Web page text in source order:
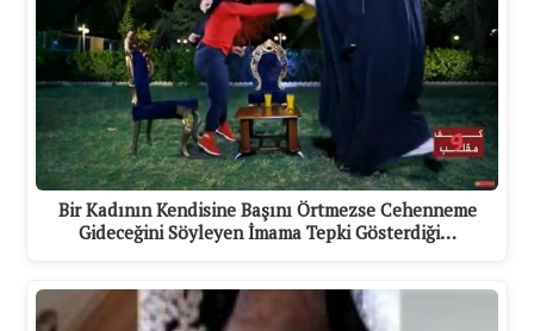
Bir Kadının Kendisine Başını Örtmezse Cehenneme
Gideceğini Söyleyen İmama Tepki Gösterdiği…